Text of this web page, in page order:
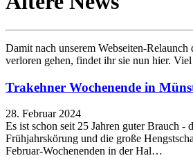
Damit nach unserem Webseiten-
verloren gehen, findet ihr sie nun hier.
Trakehner Wochenende in
28. Februar 2024
Es ist schon seit 25 Jahren guter Brauch -
Frühjahrskörung und die große
Februar-Wochenenden in der Hal…